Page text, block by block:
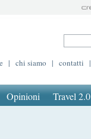
| chi siamo | contatti |
Opinioni Travel 2.0